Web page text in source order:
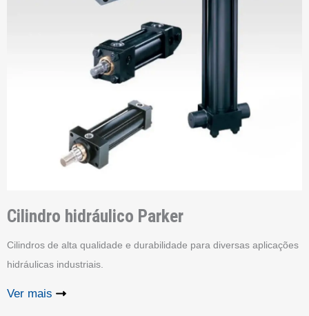
Cilindro hidráulico Parker
Cilindros de alta qualidade e durabilidade para diversas aplicações
hidráulicas industriais.
Ver mais